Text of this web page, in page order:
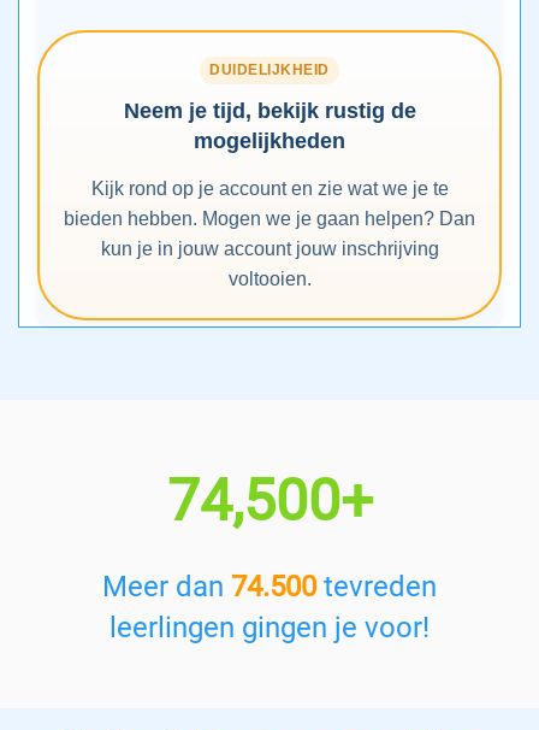
DUIDELIJKHEID
Neem je tijd, bekijk rustig de
mogelijkheden
Kijk rond op je account en zie wat we je te
bieden hebben. Mogen we je gaan helpen? Dan
kun je in jouw account jouw inschrijving
voltooien.
74,500+
Meer dan 74.500tevreden
leerlingen gingen je voor!